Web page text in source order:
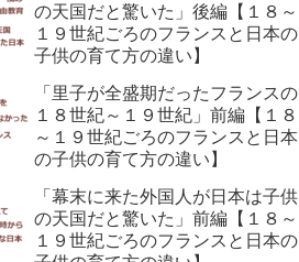
の天国だと驚いた」後編【１８～
１９世紀ごろのフランスと日本の
子供の育て方の違い】
「里子が全盛期だったフランスの
１８世紀～１９世紀」前編【１８
～１９世紀ごろのフランスと日本
の子供の育て方の違い】
「幕末に来た外国人が日本は子供
の天国だと驚いた」前編【１８～
１９世紀ごろのフランスと日本の